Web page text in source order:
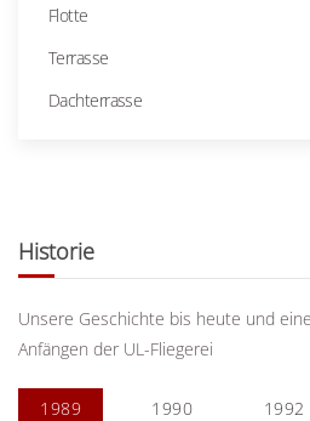
Flotte
Terrasse
Dachterrasse
Historie
Unsere Geschichte bis heute und
Anfängen der UL-Fliegerei
1989 1990 1992